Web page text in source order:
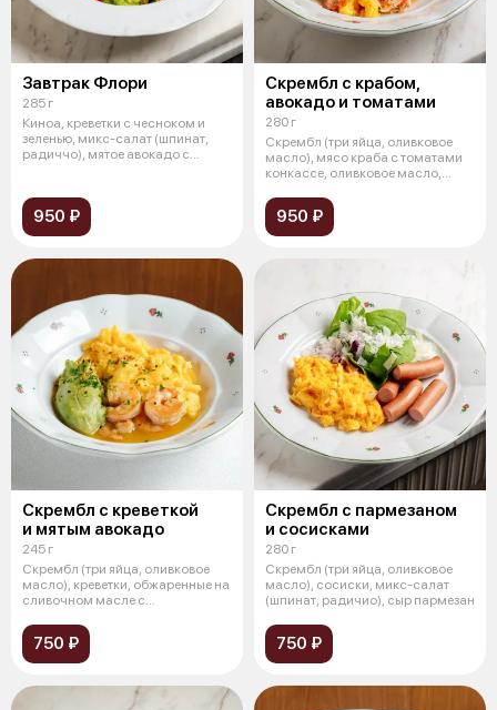
Завтрак Флори
285 г
Киноа, креветки с чесноком и
зеленью, микс-салат (шпинат,
радиччо), мятое авокадо с
950 ₽
Скрембл с крабом,
авокадо и томатами
280 г
Скрембл (три яйца, оливковое
масло), мясо краба с томатами
конкассе, оливковое масло,
950 ₽
Скрембл с креветкой
и мятым авокадо
245 г
Скрембл (три яйца, оливковое
масло), креветки, обжаренные на
сливочном масле с
750 ₽
Скрембл с пармезаном
и сосисками
280 г
Скрембл (три яйца, оливковое
масло), сосиски, микс-салат
(шпинат, радичио), сыр пармезан
750 ₽